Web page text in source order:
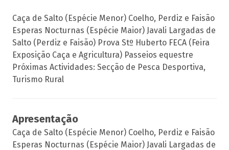
Caça de Salto (Espécie Menor) Coelho, Perdiz e Faisão
Esperas Nocturnas (Espécie Maior) Javali Largadas de
Salto (Perdiz e Faisão) Prova Stº Huberto FECA (Feira
Exposição Caça e Agricultura) Passeios equestre
Próximas Actividades: Secção de Pesca Desportiva,
Turismo Rural
Apresentação
Caça de Salto (Espécie Menor) Coelho, Perdiz e Faisão
Esperas Nocturnas (Espécie Maior) Javali Largadas de